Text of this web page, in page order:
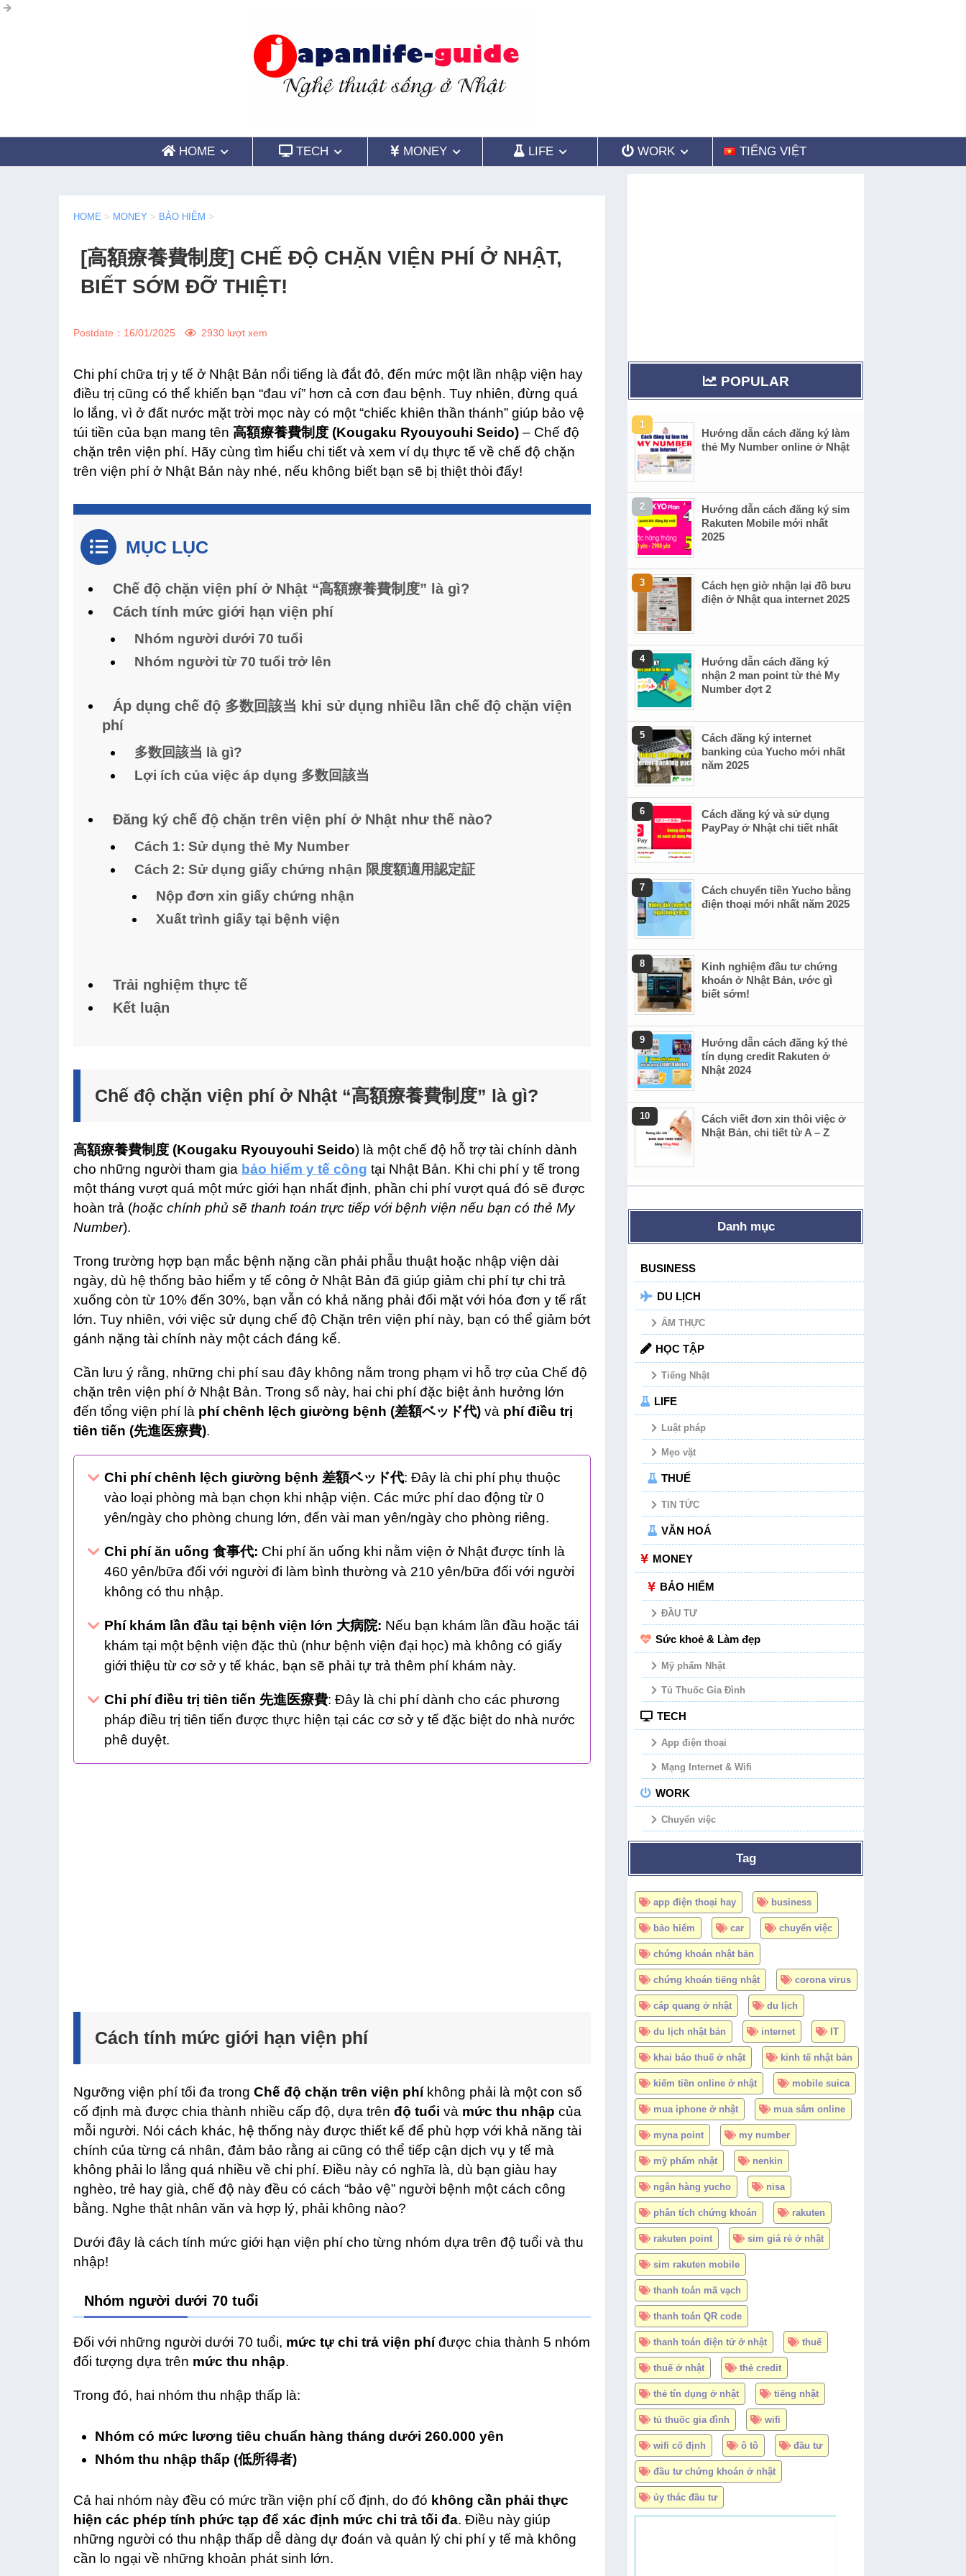
HOME TECH MONEY LIFE WORK TIẾNG VIỆT
HOME > MONEY > BẢO HIỂM >
[高額療養費制度] CHẾ ĐỘ CHẶN VIỆN PHÍ Ở NHẬT,
BIẾT SỚM ĐỠ THIỆT!
Postdate： 16/01/2025 2930 lượt xem
Chi phí chữa trị y tế ở Nhật Bản nổi tiếng là đắt đỏ, đến mức một lần nhập viện hay
điều trị cũng có thể khiến bạn “đau ví” hơn cả cơn đau bệnh. Tuy nhiên, đừng quá
lo lắng, vì ở đất nước mặt trời mọc này có một “chiếc khiên thần thánh” giúp bảo vệ
túi tiền của bạn mang tên 高額療養費制度 (Kougaku Ryouyouhi Seido) – Chế độ
chặn trên viện phí. Hãy cùng tìm hiểu chi tiết và xem ví dụ thực tế về chế độ chặn
trên viện phí ở Nhật Bản này nhé, nếu không biết bạn sẽ bị thiệt thòi đấy!
MỤC LỤC
Chế độ chặn viện phí ở Nhật “高額療養費制度” là gì?
Cách tính mức giới hạn viện phí
Nhóm người dưới 70 tuổi
Nhóm người từ 70 tuổi trở lên
Áp dụng chế độ 多数回該当 khi sử dụng nhiều lần chế độ chặn viện
phí
多数回該当 là gì?
Lợi ích của việc áp dụng 多数回該当
Đăng ký chế độ chặn trên viện phí ở Nhật như thế nào?
Cách 1: Sử dụng thẻ My Number
Cách 2: Sử dụng giấy chứng nhận 限度額適用認定証
Nộp đơn xin giấy chứng nhận
Xuất trình giấy tại bệnh viện
Trải nghiệm thực tế
Kết luận
Chế độ chặn viện phí ở Nhật “高額療養費制度” là gì?
高額療養費制度 (Kougaku Ryouyouhi Seido) là một chế độ hỗ trợ tài chính dành
cho những người tham gia bảo hiểm y tế công tại Nhật Bản. Khi chi phí y tế trong
một tháng vượt quá một mức giới hạn nhất định, phần chi phí vượt quá đó sẽ được
hoàn trả (hoặc chính phủ sẽ thanh toán trực tiếp với bệnh viện nếu bạn có thẻ My
Number).
Trong trường hợp bạn mắc bệnh nặng cần phải phẫu thuật hoặc nhập viện dài
ngày, dù hệ thống bảo hiểm y tế công ở Nhật Bản đã giúp giảm chi phí tự chi trả
xuống còn từ 10% đến 30%, bạn vẫn có khả năng phải đối mặt với hóa đơn y tế rất
lớn. Tuy nhiên, với việc sử dụng chế độ Chặn trên viện phí này, bạn có thể giảm bớt
gánh nặng tài chính này một cách đáng kể.
Cần lưu ý rằng, những chi phí sau đây không nằm trong phạm vi hỗ trợ của Chế độ
chặn trên viện phí ở Nhật Bản. Trong số này, hai chi phí đặc biệt ảnh hưởng lớn
đến tổng viện phí là phí chênh lệch giường bệnh (差額ベッド代) và phí điều trị
tiên tiến (先進医療費).
Chi phí chênh lệch giường bệnh 差額ベッド代: Đây là chi phí phụ thuộc
vào loại phòng mà bạn chọn khi nhập viện. Các mức phí dao động từ 0
yên/ngày cho phòng chung lớn, đến vài man yên/ngày cho phòng riêng.
Chi phí ăn uống 食事代: Chi phí ăn uống khi nằm viện ở Nhật được tính là
460 yên/bữa đối với người đi làm bình thường và 210 yên/bữa đối với người
không có thu nhập.
Phí khám lần đầu tại bệnh viện lớn 大病院: Nếu bạn khám lần đầu hoặc tái
khám tại một bệnh viện đặc thù (như bệnh viện đại học) mà không có giấy
giới thiệu từ cơ sở y tế khác, bạn sẽ phải tự trả thêm phí khám này.
Chi phí điều trị tiên tiến 先進医療費: Đây là chi phí dành cho các phương
pháp điều trị tiên tiến được thực hiện tại các cơ sở y tế đặc biệt do nhà nước
phê duyệt.
Cách tính mức giới hạn viện phí
Ngưỡng viện phí tối đa trong Chế độ chặn trên viện phíkhông phải là một con số
cố định mà được chia thành nhiều cấp độ, dựa trên độ tuổi và mức thu nhập của
mỗi người. Nói cách khác, hệ thống này được thiết kế để phù hợp với khả năng tài
chính của từng cá nhân, đảm bảo rằng ai cũng có thể tiếp cận dịch vụ y tế mà
không phải lo lắng quá nhiều về chi phí. Điều này có nghĩa là, dù bạn giàu hay
nghèo, trẻ hay già, chế độ này đều có cách “bảo vệ” người bệnh một cách công
bằng. Nghe thật nhân văn và hợp lý, phải không nào?
Dưới đây là cách tính mức giới hạn viện phí cho từng nhóm dựa trên độ tuổi và thu
nhập!
Nhóm người dưới 70 tuổi
Đối với những người dưới 70 tuổi, mức tự chi trả viện phíđược chia thành 5 nhóm
đối tượng dựa trên mức thu nhập.
Trong đó, hai nhóm thu nhập thấp là:
Nhóm có mức lương tiêu chuẩn hàng tháng dưới 260.000 yên
Nhóm thu nhập thấp (低所得者)
Cả hai nhóm này đều có mức trần viện phí cố định, do đó không cần phải thực
hiện các phép tính phức tạp để xác định mức chi trả tối đa. Điều này giúp
những người có thu nhập thấp dễ dàng dự đoán và quản lý chi phí y tế mà không
cần lo ngại về những khoản phát sinh lớn.
POPULAR
Hướng dẫn cách đăng ký làm
thẻ My Number online ở Nhật
Hướng dẫn cách đăng ký sim
Rakuten Mobile mới nhất
2025
Cách hẹn giờ nhận lại đồ bưu
điện ở Nhật qua internet 2025
Hướng dẫn cách đăng ký
nhận 2 man point từ thẻ My
Number đợt 2
Cách đăng ký internet
banking của Yucho mới nhất
năm 2025
Cách đăng ký và sử dụng
PayPay ở Nhật chi tiết nhất
Cách chuyển tiền Yucho bằng
điện thoại mới nhất năm 2025
Kinh nghiệm đầu tư chứng
khoán ở Nhật Bản, ước gì
biết sớm!
Hướng dẫn cách đăng ký thẻ
tín dụng credit Rakuten ở
Nhật 2024
Cách viết đơn xin thôi việc ở
Nhật Bản, chi tiết từ A – Z
Danh mục
BUSINESS
DU LỊCH
ẨM THỰC
HỌC TẬP
Tiếng Nhật
LIFE
Luật pháp
Mẹo vặt
THUẾ
TIN TỨC
VĂN HOÁ
MONEY
BẢO HIỂM
ĐẦU TƯ
Sức khoẻ & Làm đẹp
Mỹ phẩm Nhật
Tủ Thuốc Gia Đình
TECH
App điện thoại
Mạng Internet & Wifi
WORK
Chuyển việc
Tag
app điện thoại hay business
bảo hiểm car chuyển việc
chứng khoán nhật bản
chứng khoán tiếng nhật corona virus
cáp quang ở nhật du lịch
du lịch nhật bản internet IT
khai báo thuế ở nhật kinh tế nhật bản
kiếm tiền online ở nhật mobile suica
mua iphone ở nhật mua sắm online
myna point my number
mỹ phẩm nhật nenkin
ngân hàng yucho nisa
phân tích chứng khoán rakuten
rakuten point sim giá rẻ ở nhật
sim rakuten mobile
thanh toán mã vạch
thanh toán QR code
thanh toán điện tử ở nhật thuế
thuế ở nhật thẻ credit
thẻ tín dụng ở nhật tiếng nhật
tủ thuốc gia đình wifi
wifi cố định ô tô đầu tư
đầu tư chứng khoán ở nhật
ủy thác đầu tư